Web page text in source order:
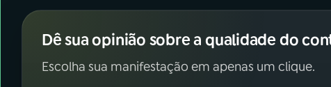
Dê sua opinião sobre a qualidade do
Escolha sua manifestação em apenas um clique.